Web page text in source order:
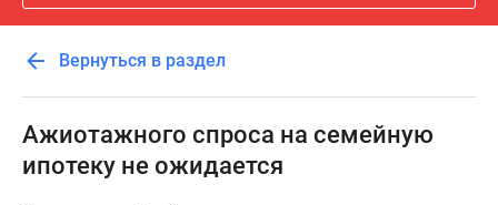
Новостройки
Москвы
Готовые
новостройки
Новостройки
Вернуться в раздел
Ажиотажного спроса на семейную
ипотеку не ожидается